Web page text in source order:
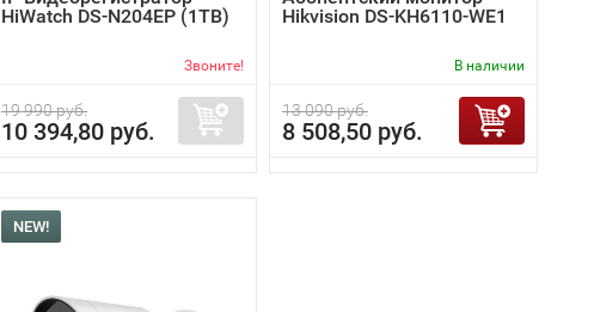
HiWatch DS-N204EP (1TB)
Звоните!
19 990 руб.
10 394,80 руб.
Hikvision DS-KH6110-WE1
В наличии
13 090 руб.
8 508,50 руб.
NEW!